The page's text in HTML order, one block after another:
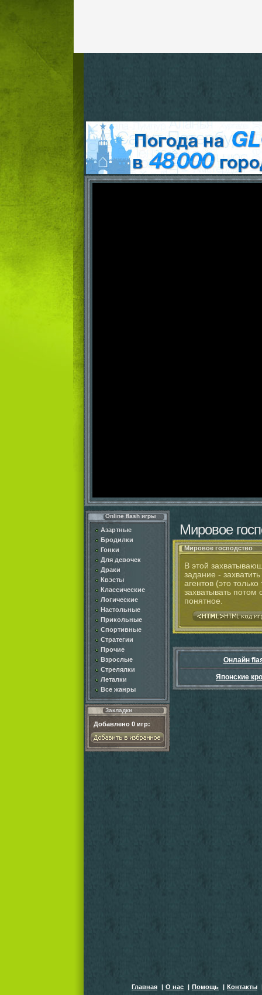
Online flash игры
Азартные
Бродилки
Гонки
Для девочек
Драки
Квэсты
Классические
Логические
Настольные
Прикольные
Спортивные
Стратегии
Прочие
Взрослые
Стрелялки
Леталки
Все жанры
Закладки
Добавлено 0 игр:
Мировое
Мировое господство
В этой
задание -
агентов (это
захватывать потом
понятное.
Онлайн
Японские
Главная | О нас | Помощь | Контакты